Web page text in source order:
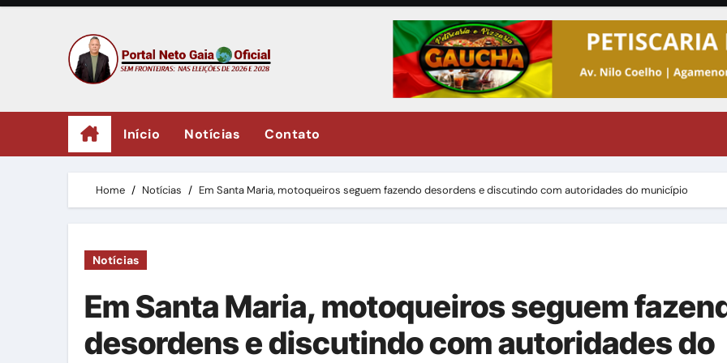
Skip
Início Notícias Contato
Home Notícias Em Santa Maria, motoqueiros seguem fazendo desordens e discutindo com autoridades do município
Notícias
Em Santa Maria, motoqueiros seguem
desordens e discutindo com autoridades do